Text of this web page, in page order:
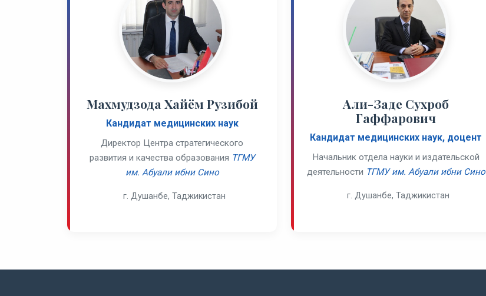
Махмудзода Хайём Рузибой
Кандидат медицинских наук
Директор Центра стратегического
развития и качества образования ТГМУ
им. Абуали ибни Сино
г. Душанбе, Таджикистан
Али-Заде Сухроб
Гаффарович
Кандидат медицинских наук, доцент
Начальник отдела науки и издательской
деятельности ТГМУ им. Абуали ибни Сино
г. Душанбе, Таджикистан